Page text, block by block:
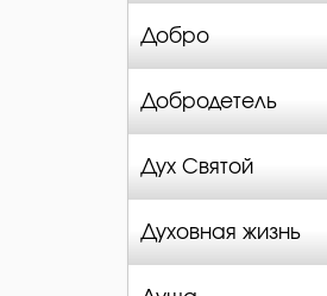
Добро
Добродетель
Дух Святой
Духовная жизнь